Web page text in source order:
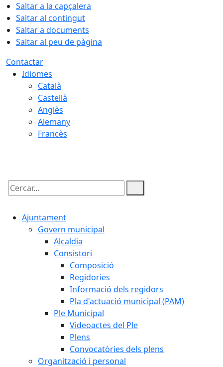
Saltar a la capçalera
Saltar al contingut
Saltar a documents
Saltar al peu de pàgina
Contactar
Idiomes
Català
Castellà
Anglès
Alemany
Francès
Cercar:
Ajuntament
Govern municipal
Alcaldia
Consistori
Composició
Regidories
Informació dels regidors
Pla d'actuació municipal (PAM)
Ple Municipal
Videoactes del Ple
Plens
Convocatòries dels plens
Organització i personal